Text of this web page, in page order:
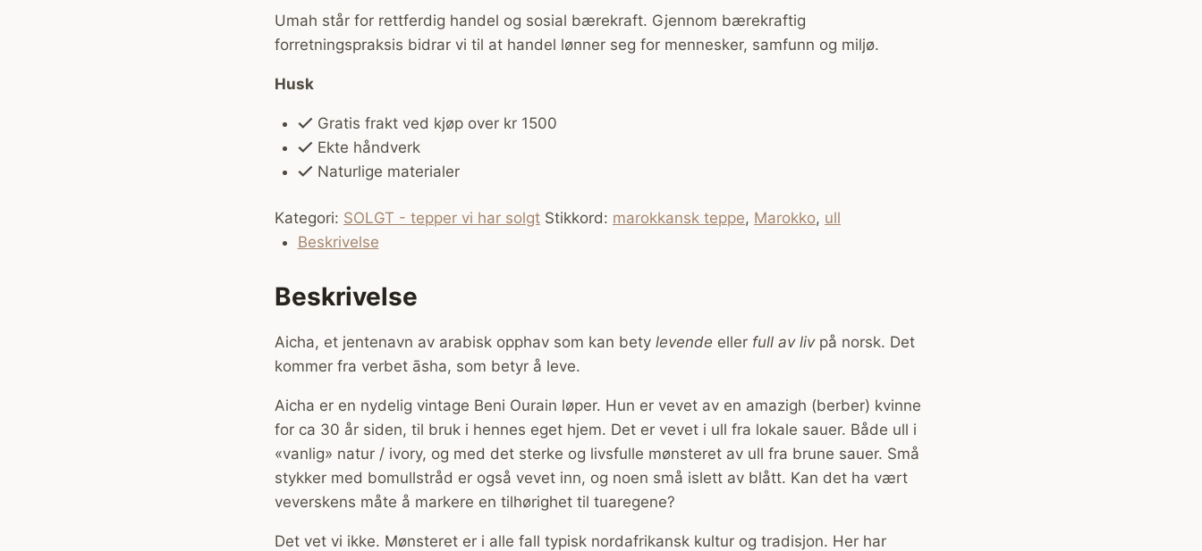
Umah står for rettferdig handel og sosial bærekraft. Gjennom bærekraftig
forretningspraksis bidrar vi til at handel lønner seg for mennesker, samfunn og miljø.
Husk
Gratis frakt ved kjøp over kr 1500
Ekte håndverk
Naturlige materialer
Kategori: SOLGT - tepper vi har solgt Stikkord: marokkansk teppe, Marokko, ull
Beskrivelse
Beskrivelse
Aicha, et jentenavn av arabisk opphav som kan bety levende eller full av livpå norsk. Det
kommer fra verbet āsha, som betyr å leve.
Aicha er en nydelig vintage Beni Ourain løper. Hun er vevet av en amazigh (berber) kvinne
for ca 30 år siden, til bruk i hennes eget hjem. Det er vevet i ull fra lokale sauer. Både ull i
«vanlig» natur / ivory, og med det sterke og livsfulle mønsteret av ull fra brune sauer. Små
stykker med bomullstråd er også vevet inn, og noen små islett av blått. Kan det ha vært
veverskens måte å markere en tilhørighet til tuaregene?
Det vet vi ikke. Mønsteret er i alle fall typisk nordafrikansk kultur og tradisjon. Her har